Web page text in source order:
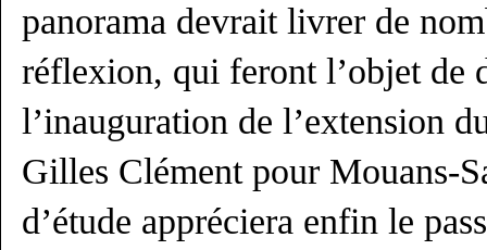
panorama devrait livrer de
réflexion, qui feront l’objet de
l’inauguration de l’extension
Gilles Clément pour Mouans-
d’étude appréciera enfin le